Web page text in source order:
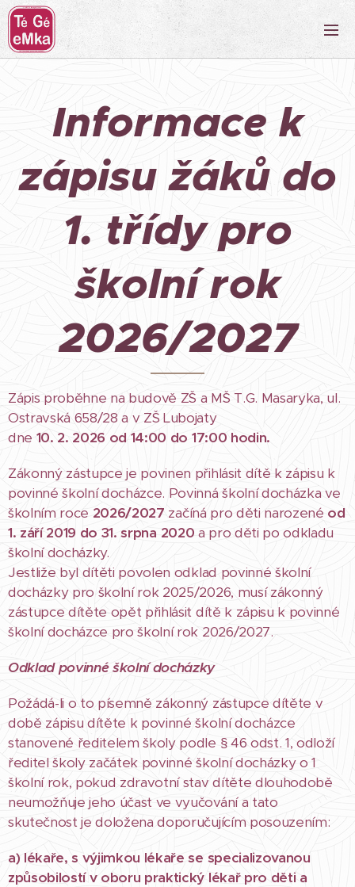
Informace k
zápisu žáků do
1. třídy pro
školní rok
2026/2027
Zápis proběhne na budově ZŠ a MŠ T.G. Masaryka, ul.
Ostravská 658/28 a v ZŠ Lubojaty
dne 10. 2. 2026 od 14:00 do 17:00 hodin.
Zákonný zástupce je povinen přihlásit dítě k zápisu k
povinné školní docházce. Povinná školní docházka ve
školním roce 2026/2027 začíná pro děti narozené od
1. září 2019 do 31. srpna 2020 a pro děti po odkladu
školní docházky.
Jestliže byl dítěti povolen odklad povinné školní
docházky pro školní rok 2025/2026, musí zákonný
zástupce dítěte opět přihlásit dítě k zápisu k povinné
školní docházce pro školní rok 2026/2027.
Odklad povinné školní docházky
Požádá-li o to písemně zákonný zástupce dítěte v
době zápisu dítěte k povinné školní docházce
stanovené ředitelem školy podle § 46 odst. 1, odloží
ředitel školy začátek povinné školní docházky o 1
školní rok, pokud zdravotní stav dítěte dlouhodobě
neumožňuje jeho účast ve vyučování a tato
skutečnost je doložena doporučujícím posouzením:
a) lékaře, s výjimkou lékaře se specializovanou
způsobilostí v oboru praktický lékař pro děti a